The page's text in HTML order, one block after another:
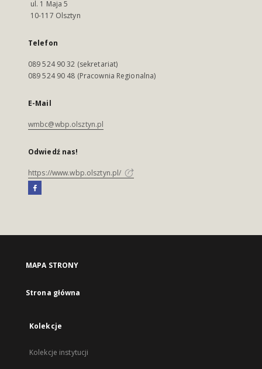
ul. 1 Maja 5
10-117 Olsztyn
Telefon
089 524 90 32 (sekretariat)
089 524 90 48 (Pracownia Regionalna)
E-Mail
wmbc@wbp.olsztyn.pl
Odwiedź nas!
https://www.wbp.olsztyn.pl/
MAPA STRONY
Strona główna
Kolekcje
Kolekcje instytucji